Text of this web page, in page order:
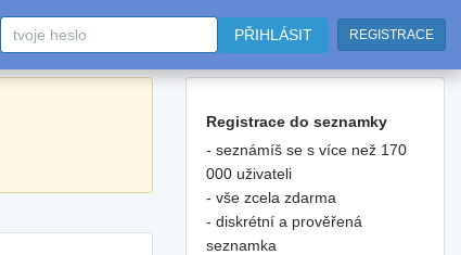
PŘIHLÁSIT REGISTRACE
Registrace do seznamky
- seznámíš se s více než 170
000 uživateli
- vše zcela zdarma
- diskrétní a prověřená
seznamka